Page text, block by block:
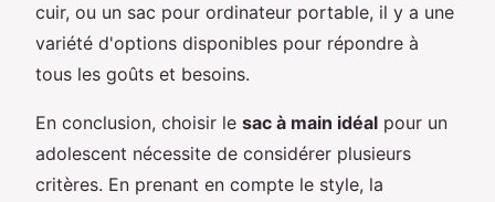
cuir, ou un sac pour ordinateur portable, il y a une
variété d'options disponibles pour répondre à
tous les goûts et besoins.
En conclusion, choisir le sac à main idéal pour un
adolescent nécessite de considérer plusieurs
critères. En prenant en compte le style, la